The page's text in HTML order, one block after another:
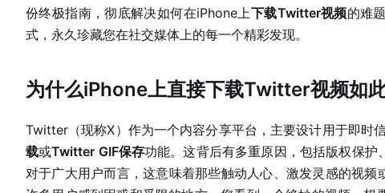
份终极指南，彻底解决如何在iPhone上下载Twitter视频的难
式，永久珍藏您在社交媒体上的每一个精彩发现。
为什么iPhone上直接下载Twitter视频如
Twitter（现称X）作为一个内容分享平台，主要设计用于即时
载或Twitter GIF保存功能。这背后有多重原因，包括版权保护
对于广大用户而言，这意味着那些触动人心、激发灵感的视